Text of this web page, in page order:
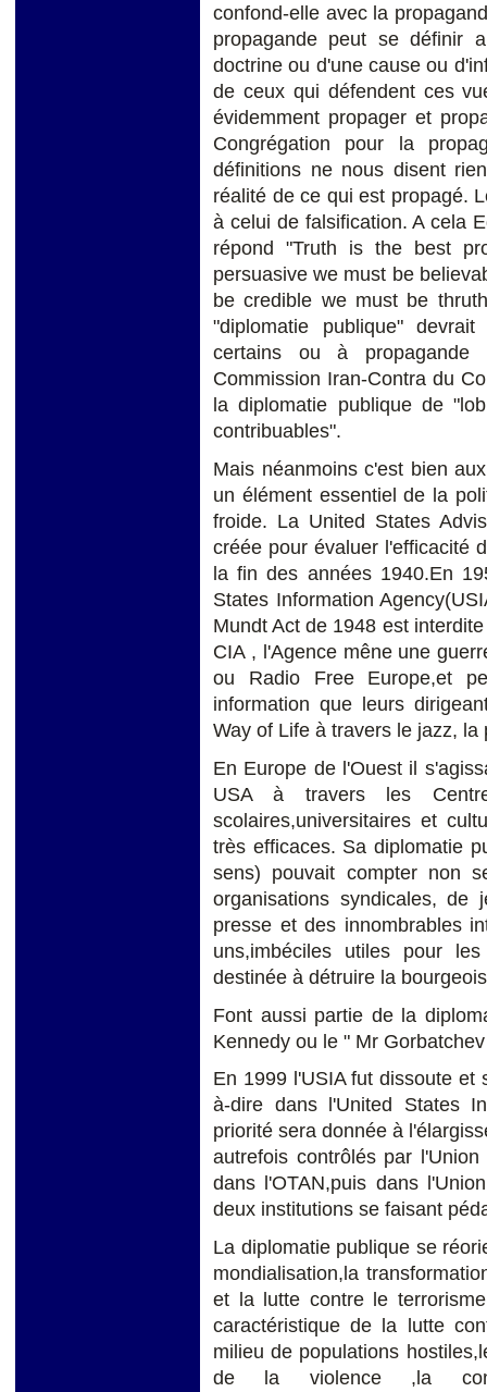
confond-elle avec la
propagande peut se définir
doctrine ou d'une cause ou
de ceux qui défendent ces
évidemment propager et
Congrégation pour la
définitions ne nous disent
réalité de ce qui est propagé.
à celui de falsification. A cela
répond "Truth is the best
persuasive we must be
be credible we must be
"diplomatie publique"
certains ou à
Commission Iran-Contra du
la diplomatie publique de
contribuables".
Mais néanmoins c'est bien
un élément essentiel de la
froide. La United States
créée pour évaluer l'efficacité
la fin des années 1940.En
States Information
Mundt Act de 1948 est
CIA , l'Agence mêne une
ou Radio Free Europe,et
information que leurs
Way of Life à travers le jazz,
En Europe de l'Ouest il
USA à travers les
scolaires,universitaires et
très efficaces. Sa diplomatie
sens) pouvait compter non
organisations syndicales, de
presse et des innombrables
uns,imbéciles utiles pour
destinée à détruire la
Font aussi partie de la
Kennedy ou le " Mr
En 1999 l'USIA fut dissoute et
à-dire dans l'United States
priorité sera donnée à
autrefois contrôlés par
dans l'OTAN,puis dans
deux institutions se faisant
La diplomatie publique se
mondialisation,la
et la lutte contre le
caractéristique de la lutte
milieu de populations
de la violence ,la